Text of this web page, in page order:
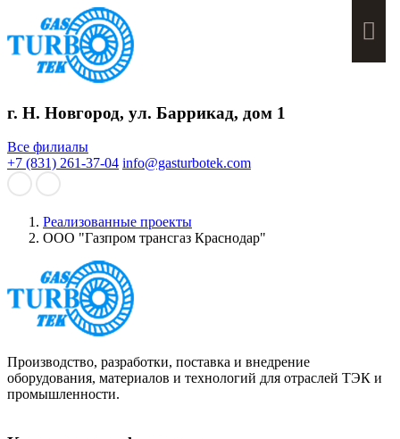
г. Н. Новгород, ул. Баррикад, дом 1
Все филиалы
+7 (831) 261-37-04 info@gasturbotek.com
Реализованные проекты
ООО "Газпром трансгаз Краснодар"
Производство, разработки, поставка и внедрение
оборудования, материалов и технологий для отраслей ТЭК и
промышленности.